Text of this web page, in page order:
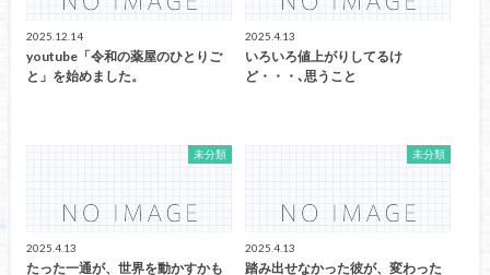
2025.12.14
youtube「令和の薬屋のひとりご
と」を始めました。
2025.4.13
いろいろ値上がりしてるけ
ど・・・､思うこと
未分類
2025.4.13
たった一通が、世界を動かすかも
未分類
2025.4.13
踏み出せなかった彼が、変わった